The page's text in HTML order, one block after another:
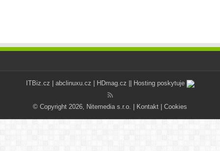
ITBiz.cz abclinuxu.cz HDmag.cz || Hosting poskytuje
© Copyright 2026, Nitemedia s.r.o. | Kontakt Cookies